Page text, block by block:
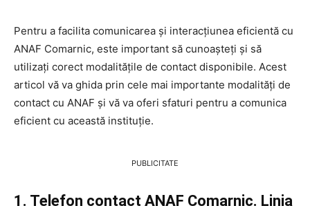
Pentru a facilita comunicarea și interacțiunea eficientă cu
ANAF Comarnic, este important să cunoașteți și să
utilizați corect modalitățile de contact disponibile. Acest
articol vă va ghida prin cele mai importante modalități de
contact cu ANAF și vă va oferi sfaturi pentru a comunica
eficient cu această instituție.
PUBLICITATE
1. Telefon contact ANAF Comarnic. Linia